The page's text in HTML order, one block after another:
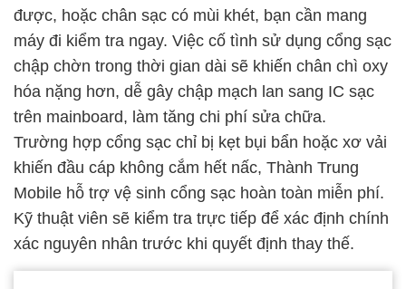
được, hoặc chân sạc có mùi khét, bạn cần mang
máy đi kiểm tra ngay. Việc cố tình sử dụng cổng sạc
chập chờn trong thời gian dài sẽ khiến chân chì oxy
hóa nặng hơn, dễ gây chập mạch lan sang IC sạc
trên mainboard, làm tăng chi phí sửa chữa.
Trường hợp cổng sạc chỉ bị kẹt bụi bẩn hoặc xơ vải
khiến đầu cáp không cắm hết nấc, Thành Trung
Mobile hỗ trợ vệ sinh cổng sạc hoàn toàn miễn phí.
Kỹ thuật viên sẽ kiểm tra trực tiếp để xác định chính
xác nguyên nhân trước khi quyết định thay thế.